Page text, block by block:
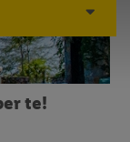
te!